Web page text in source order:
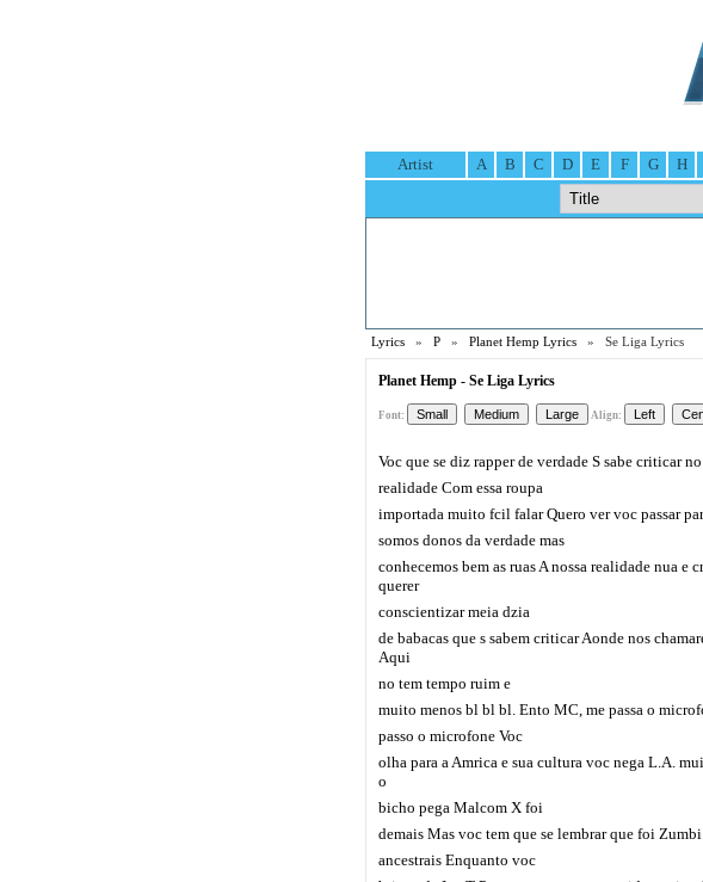
Artist A B C D E F G H
Lyrics » P » Planet Hemp Lyrics » Se Liga Lyrics
Planet Hemp - Se Liga Lyrics
Font: Align:
Voc que se diz rapper de verdade S sabe criticar
realidade Com essa roupa
importada muito fcil falar Quero ver voc passar
somos donos da verdade mas
conhecemos bem as ruas A nossa realidade nua e
querer
conscientizar meia dzia
de babacas que s sabem criticar Aonde nos
Aqui
no tem tempo ruim e
muito menos bl bl bl. Ento MC, me passa o
passo o microfone Voc
olha para a Amrica e sua cultura voc nega L.A.
o
bicho pega Malcom X foi
demais Mas voc tem que se lembrar que foi
ancestrais Enquanto voc